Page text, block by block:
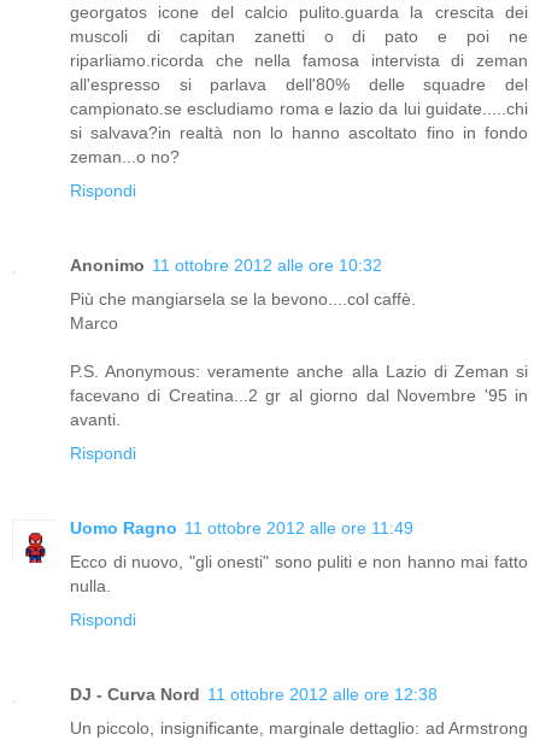
georgatos icone del calcio pulito.guarda la crescita dei
muscoli di capitan zanetti o di pato e poi ne
riparliamo.ricorda che nella famosa intervista di zeman
all'espresso si parlava dell'80% delle squadre del
campionato.se escludiamo roma e lazio da lui guidate.....chi
si salvava?in realtà non lo hanno ascoltato fino in fondo
zeman...o no?
Rispondi
Anonimo 11 ottobre 2012 alle ore 10:32
Più che mangiarsela se la bevono....col caffè.
Marco
P.S. Anonymous: veramente anche alla Lazio di Zeman si
facevano di Creatina...2 gr al giorno dal Novembre '95 in
avanti.
Rispondi
Uomo Ragno 11 ottobre 2012 alle ore 11:49
Ecco di nuovo, "gli onesti" sono puliti e non hanno mai fatto
nulla.
Rispondi
DJ - Curva Nord 11 ottobre 2012 alle ore 12:38
Un piccolo, insignificante, marginale dettaglio: ad Armstrong